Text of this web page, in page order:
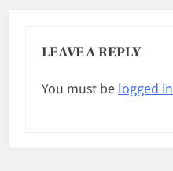
LEAVE A REPLY
You must be logged in